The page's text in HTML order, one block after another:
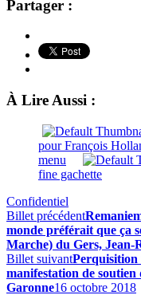
Partager :
À Lire Aussi :
pour François
menu
fine gachette
Confidentiel
Billet précédent
monde préférait que ça
Marche) du Gers, Jean-
Billet suivantPerquisition
manifestation de
Garonne16 octobre 2018